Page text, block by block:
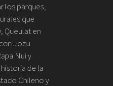
los parques,
que
Queulat en
Jozu
Nui y
de la
Chileno y